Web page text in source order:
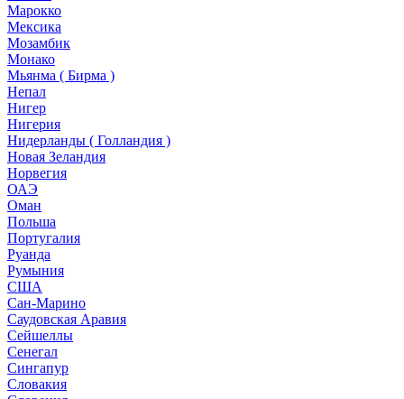
Марокко
Мексика
Мозамбик
Монако
Мьянма ( Бирма )
Непал
Нигер
Нигерия
Нидерланды ( Голландия )
Новая Зеландия
Норвегия
ОАЭ
Оман
Польша
Португалия
Руанда
Румыния
США
Сан-Марино
Саудовская Аравия
Сейшеллы
Сенегал
Сингапур
Словакия